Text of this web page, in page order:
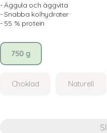
- Äggula och äggvita
- Snabba kolhydrater
- 55 % protein
750 g
Choklad Naturell